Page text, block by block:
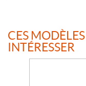
CES
INTÉRESSER